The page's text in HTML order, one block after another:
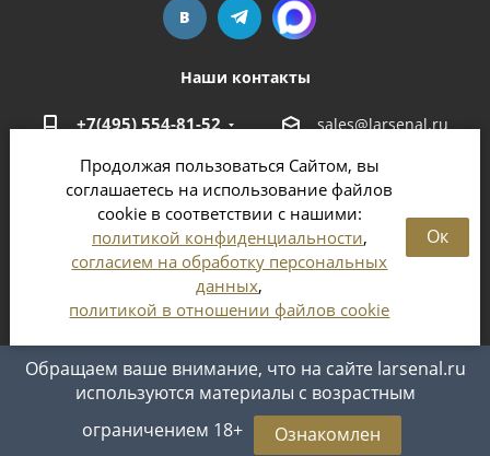
Продолжая пользоваться Сайтом, вы
соглашаетесь на использование файлов
cookie в соответствии с нашими:
политикой конфиденциальности,
согласием на обработку персональных
данных,
политикой в отношении файлов cookie
Ок
Обращаем ваше внимание, что на сайте larsenal.ru
используются материалы с возрастным
ограничением 18+
Ознакомлен
Наши контакты
+7(495) 554-81-52 sales@larsenal.ru
Московская область,
г. Люберцы,
ул. Хлебозаводская, 8 Б